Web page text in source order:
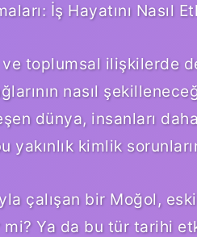
İş Hayatını Nasıl
ve toplumsal ilişkilerde
nasıl
dünya, insanları
kimlik
çalışan bir Moğol,
Ya da bu tür tarihi